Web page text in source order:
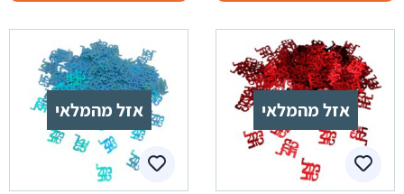
אזל מהמלאי אזל מהמלאי